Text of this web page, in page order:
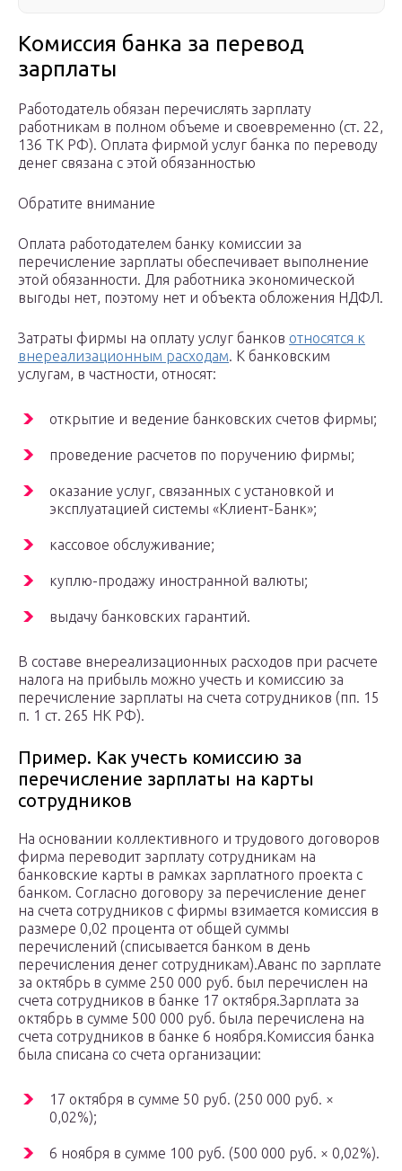
Комиссия банка за перевод
зарплаты
Работодатель обязан перечислять зарплату
работникам в полном объеме и своевременно (ст. 22,
136 ТК РФ). Оплата фирмой услуг банка по переводу
денег связана с этой обязанностью
Обратите внимание
Оплата работодателем банку комиссии за
перечисление зарплаты обеспечивает выполнение
этой обязанности. Для работника экономической
выгоды нет, поэтому нет и объекта обложения НДФЛ.
Затраты фирмы на оплату услуг банков относятся к
внереализационным расходам. К банковским
услугам, в частности, относят:
открытие и ведение банковских счетов фирмы;
проведение расчетов по поручению фирмы;
оказание услуг, связанных с установкой и
эксплуатацией системы «Клиент-Банк»;
кассовое обслуживание;
куплю-продажу иностранной валюты;
выдачу банковских гарантий.
В составе внереализационных расходов при расчете
налога на прибыль можно учесть и комиссию за
перечисление зарплаты на счета сотрудников (пп. 15
п. 1 ст. 265 НК РФ).
Пример. Как учесть комиссию за
перечисление зарплаты на карты
сотрудников
На основании коллективного и трудового договоров
фирма переводит зарплату сотрудникам на
банковские карты в рамках зарплатного проекта с
банком. Согласно договору за перечисление денег
на счета сотрудников с фирмы взимается комиссия в
размере 0,02 процента от общей суммы
перечислений (списывается банком в день
перечисления денег сотрудникам).Аванс по зарплате
за октябрь в сумме 250 000 руб. был перечислен на
счета сотрудников в банке 17 октября.Зарплата за
октябрь в сумме 500 000 руб. была перечислена на
счета сотрудников в банке 6 ноября.Комиссия банка
была списана со счета организации:
17 октября в сумме 50 руб. (250 000 руб. ×
0,02%);
6 ноября в сумме 100 руб. (500 000 руб. × 0,02%).